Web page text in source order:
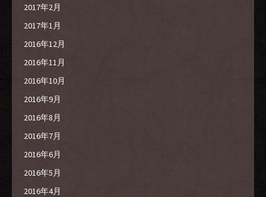
2017年2月
2017年1月
2016年12月
2016年11月
2016年10月
2016年9月
2016年8月
2016年7月
2016年6月
2016年5月
2016年4月